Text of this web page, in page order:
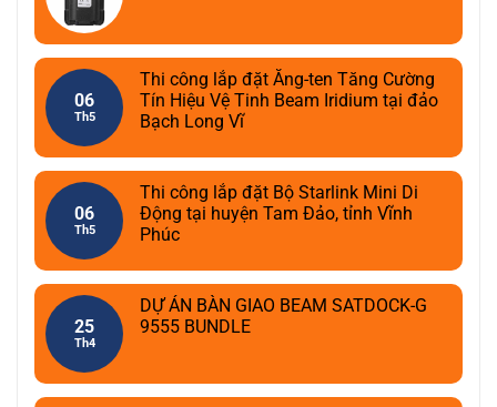
06
Th5
Thi công lắp đặt Ăng-ten Tăng Cường
Tín Hiệu Vệ Tinh Beam Iridium tại đảo
Bạch Long Vĩ
06
Th5
Thi công lắp đặt Bộ Starlink Mini Di
Động tại huyện Tam Đảo, tỉnh Vĩnh
Phúc
25
Th4
DỰ ÁN BÀN GIAO BEAM SATDOCK-G
9555 BUNDLE